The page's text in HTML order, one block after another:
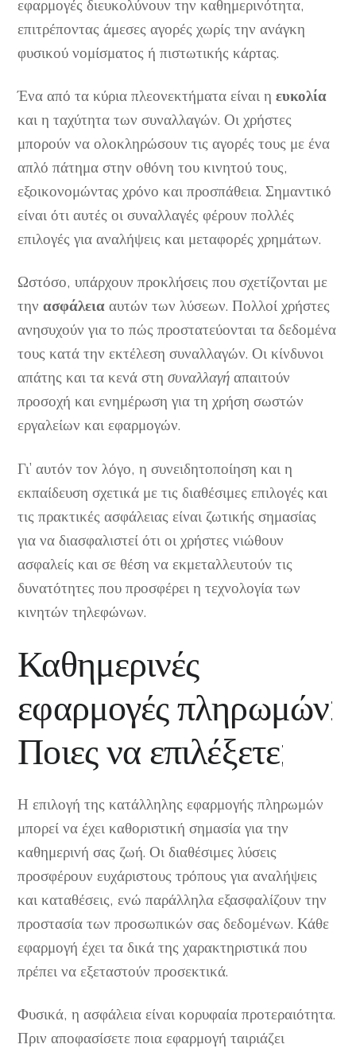
εφαρμογές διευκολύνουν την καθημερινότητα,
επιτρέποντας άμεσες αγορές χωρίς την ανάγκη
φυσικού νομίσματος ή πιστωτικής κάρτας.
Ένα από τα κύρια πλεονεκτήματα είναι ηευκολία
και η ταχύτητα των συναλλαγών. Οι χρήστες
μπορούν να ολοκληρώσουν τις αγορές τους με ένα
απλό πάτημα στην οθόνη του κινητού τους,
εξοικονομώντας χρόνο και προσπάθεια. Σημαντικό
είναι ότι αυτές οι συναλλαγές φέρουν πολλές
επιλογές για αναλήψεις και μεταφορές χρημάτων.
Ωστόσο, υπάρχουν προκλήσεις που σχετίζονται με
τηνασφάλεια αυτών των λύσεων. Πολλοί χρήστες
ανησυχούν για το πώς προστατεύονται τα δεδομένα
τους κατά την εκτέλεση συναλλαγών. Οι κίνδυνοι
απάτης και τα κενά στησυναλλαγή απαιτούν
προσοχή και ενημέρωση για τη χρήση σωστών
εργαλείων και εφαρμογών.
Γι’ αυτόν τον λόγο, η συνειδητοποίηση και η
εκπαίδευση σχετικά με τις διαθέσιμες επιλογές και
τις πρακτικές ασφάλειας είναι ζωτικής σημασίας
για να διασφαλιστεί ότι οι χρήστες νιώθουν
ασφαλείς και σε θέση να εκμεταλλευτούν τις
δυνατότητες που προσφέρει η τεχνολογία των
κινητών τηλεφώνων.
Καθημερινές
εφαρμογές πληρωμών:
Ποιες να επιλέξετε;
Η επιλογή της κατάλληλης εφαρμογής πληρωμών
μπορεί να έχει καθοριστική σημασία για την
καθημερινή σας ζωή. Οι διαθέσιμες λύσεις
προσφέρουν ευχάριστους τρόπους για αναλήψεις
και καταθέσεις, ενώ παράλληλα εξασφαλίζουν την
προστασία των προσωπικών σας δεδομένων. Κάθε
εφαρμογή έχει τα δικά της χαρακτηριστικά που
πρέπει να εξεταστούν προσεκτικά.
Φυσικά, η ασφάλεια είναι κορυφαία προτεραιότητα.
Πριν αποφασίσετε ποια εφαρμογή ταιριάζει